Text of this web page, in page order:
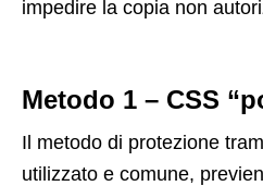
impedire la copia non
Metodo 1 – CSS
Il metodo di protezione
utilizzato e comune,